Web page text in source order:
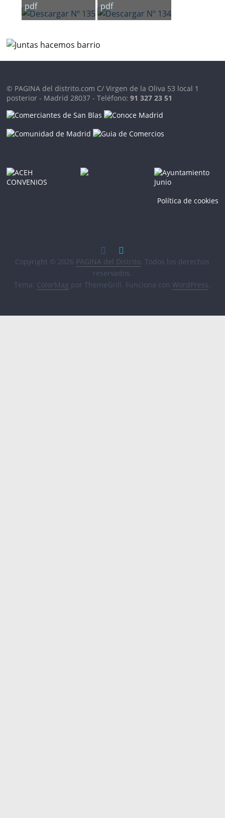
pdf
pdf
© PAGINA del distrito.com C/ Virgen de la Oliva 53 local 1
posterior - Madrid 28037 - Teléfono:91 327 23 51
Política de cookies
Copyright © 2026 PAGINA del Distrito. Todos los derechos
reservados.
Tema: ColorMag por ThemeGrill. Funciona conWordPress.